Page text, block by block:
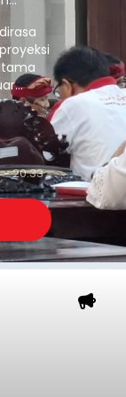
- 20:33